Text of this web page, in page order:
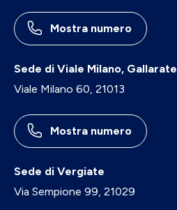
Mostra numero
Sede di Viale Milano, Gallarate
Viale Milano 60, 21013
Mostra numero
Sede di Vergiate
Via Sempione 99, 21029